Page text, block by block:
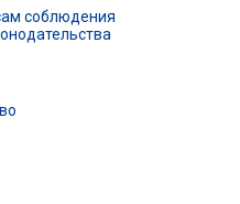
соблюдения